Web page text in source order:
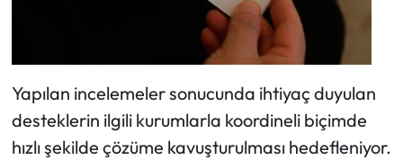
Yapılan incelemeler sonucunda ihtiyaç duyulan
desteklerin ilgili kurumlarla koordineli biçimde
hızlı şekilde çözüme kavuşturulması hedefleniyor.